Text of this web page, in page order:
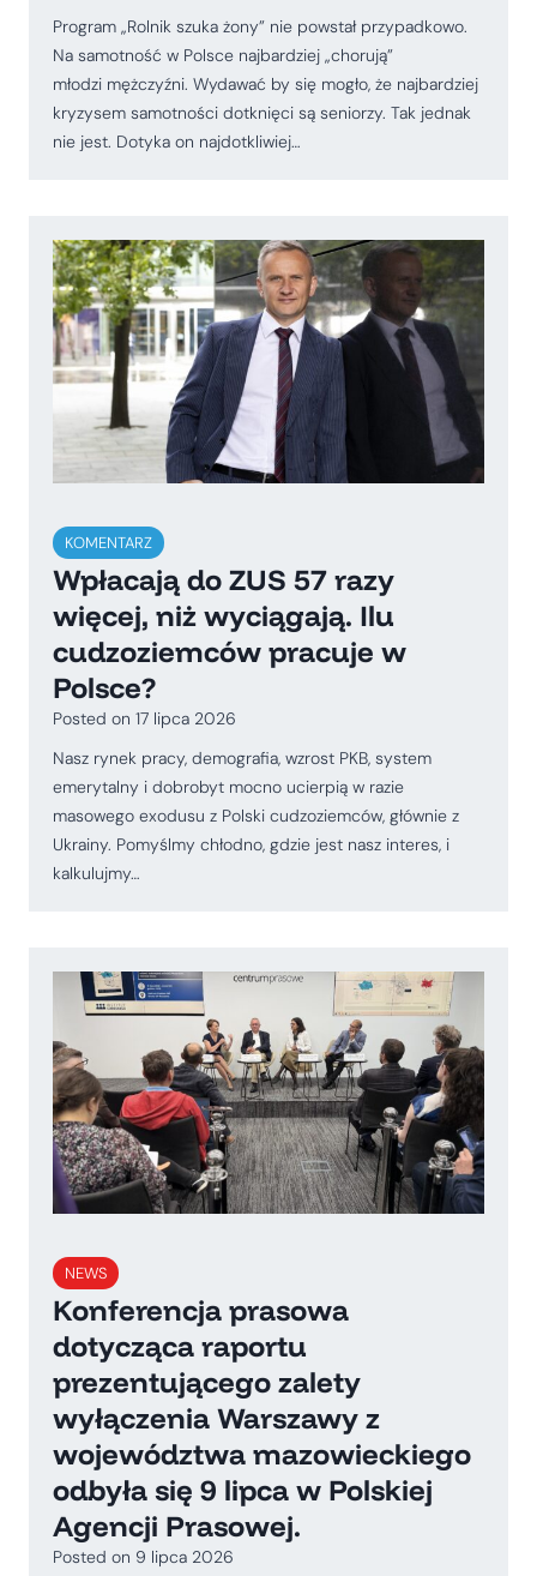
Program „Rolnik szuka żony” nie powstał przypadkowo.
Na samotność w Polsce najbardziej „chorują”
młodzi mężczyźni. Wydawać by się mogło, że najbardziej
kryzysem samotności dotknięci są seniorzy. Tak jednak
nie jest. Dotyka on najdotkliwiej…
KOMENTARZ
Wpłacają do ZUS 57 razy
więcej, niż wyciągają. Ilu
cudzoziemców pracuje w
Polsce?
Posted on 17 lipca 2026
Nasz rynek pracy, demografia, wzrost PKB, system
emerytalny i dobrobyt mocno ucierpią w razie
masowego exodusu z Polski cudzoziemców, głównie z
Ukrainy. Pomyślmy chłodno, gdzie jest nasz interes, i
kalkulujmy…
NEWS
Konferencja prasowa
dotycząca raportu
prezentującego zalety
wyłączenia Warszawy z
województwa mazowieckiego
odbyła się 9 lipca w Polskiej
Agencji Prasowej.
Posted on 9 lipca 2026